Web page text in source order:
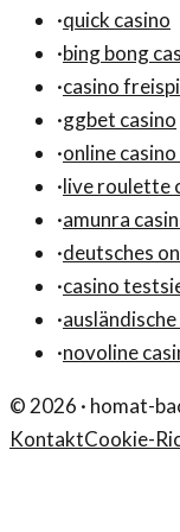
·quick casino
·bing bong
·casino
·ggbet casino
·online
·live roulette
·amunra
·deutsches
·casino
·
·novoline
© 2026 · homat-
KontaktCookie-